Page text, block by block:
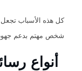
كل هذه الأسباب
شخص مهتم بدعم
أنواع